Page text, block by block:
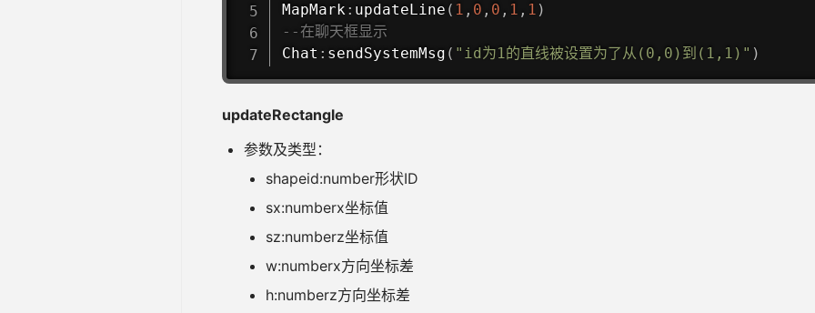
MapMark: updateLine ( 1 , 0 , 0 , 1 , 1 )
--在聊天框显示
Chat : sendSystemMsg ( "id为1的直线被设置为了从(0,0)到(1,1)" )
updateRectangle
参数及类型：
shapeid:number形状ID
sx:numberx坐标值
sz:numberz坐标值
w:numberx方向坐标差
h:numberz方向坐标差